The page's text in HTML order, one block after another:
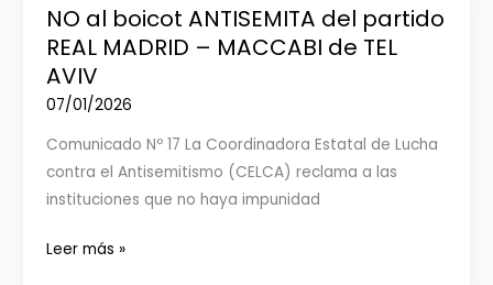
VOLVER
A
OCURRIR”
NO al boicot ANTISEMITA del partido
REAL MADRID – MACCABI de TEL
AVIV
07/01/2026
Comunicado Nº 17 La Coordinadora Estatal de Lucha
contra el Antisemitismo (CELCA) reclama a las
instituciones que no haya impunidad
NO
Leer más »